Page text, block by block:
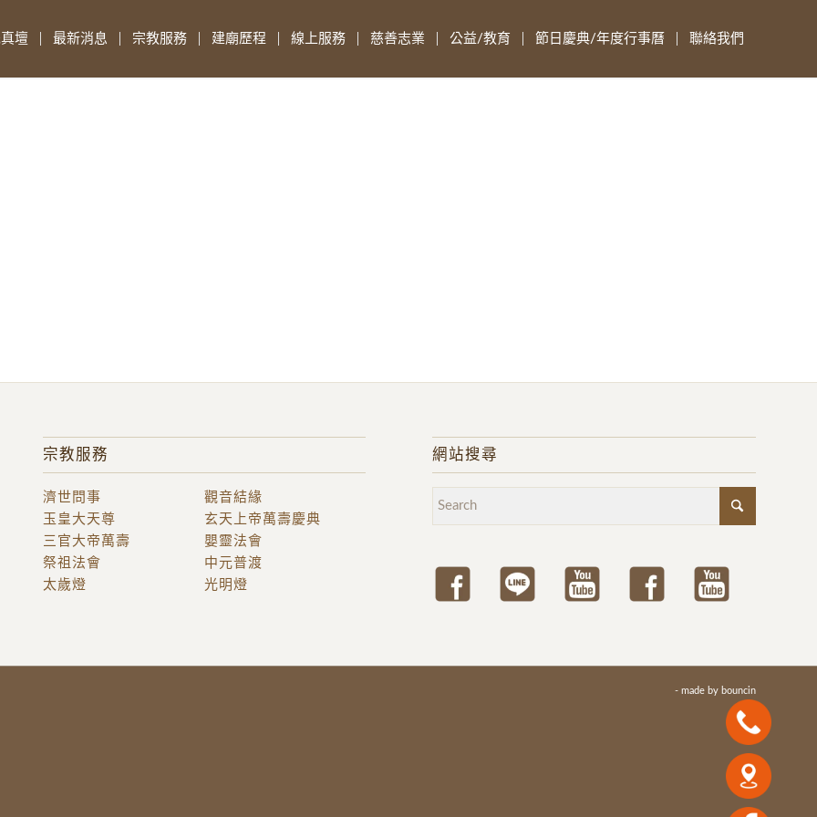
壇 最新消息 宗教服務 建廟歷程 線上服務 慈善志業 公益/教育 節日慶典/年度行事曆 聯絡我們
宗教服務
濟世問事
觀音結緣
玉皇大天尊
三官大帝萬壽
玄天上帝萬壽慶典
嬰靈法會
祭祖法會
中元普渡
太歲燈
光明燈
網站搜尋
- made by bouncin